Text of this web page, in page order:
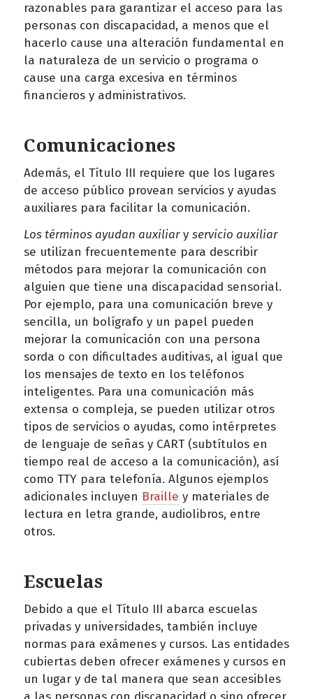
razonables para garantizar el acceso para las
personas con discapacidad, a menos que el
hacerlo cause una alteración fundamental en
la naturaleza de un servicio o programa o
cause una carga excesiva en términos
financieros y administrativos.
Comunicaciones
Además, el Título III requiere que los lugares
de acceso público provean servicios y ayudas
auxiliares para facilitar la comunicación.
Los términos ayudan auxiliary servicio auxiliar
se utilizan frecuentemente para describir
métodos para mejorar la comunicación con
alguien que tiene una discapacidad sensorial.
Por ejemplo, para una comunicación breve y
sencilla, un bolígrafo y un papel pueden
mejorar la comunicación con una persona
sorda o con dificultades auditivas, al igual que
los mensajes de texto en los teléfonos
inteligentes. Para una comunicación más
extensa o compleja, se pueden utilizar otros
tipos de servicios o ayudas, como intérpretes
de lenguaje de señas y CART (subtítulos en
tiempo real de acceso a la comunicación), así
como TTY para telefonía. Algunos ejemplos
adicionales incluyen Braille y materiales de
lectura en letra grande, audiolibros, entre
otros.
Escuelas
Debido a que el Título III abarca escuelas
privadas y universidades, también incluye
normas para exámenes y cursos. Las entidades
cubiertas deben ofrecer exámenes y cursos en
un lugar y de tal manera que sean accesibles